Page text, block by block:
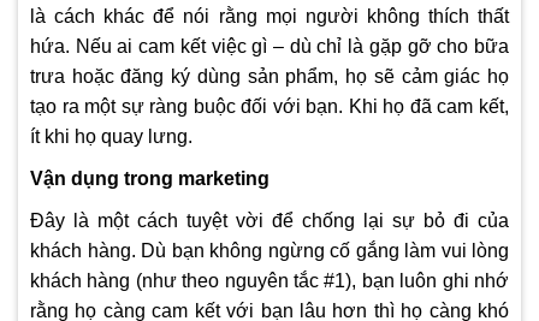
là cách khác để nói rằng mọi người không thích thất
hứa. Nếu ai cam kết việc gì – dù chỉ là gặp gỡ cho bữa
trưa hoặc đăng ký dùng sản phẩm, họ sẽ cảm giác họ
tạo ra một sự ràng buộc đối với bạn. Khi họ đã cam kết,
ít khi họ quay lưng.
Vận dụng trong marketing
Đây là một cách tuyệt vời để chống lại sự bỏ đi của
khách hàng. Dù bạn không ngừng cố gắng làm vui lòng
khách hàng (như theo nguyên tắc #1), bạn luôn ghi nhớ
rằng họ càng cam kết với bạn lâu hơn thì họ càng khó